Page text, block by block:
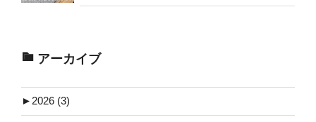
アーカイブ
► 2026 (3)